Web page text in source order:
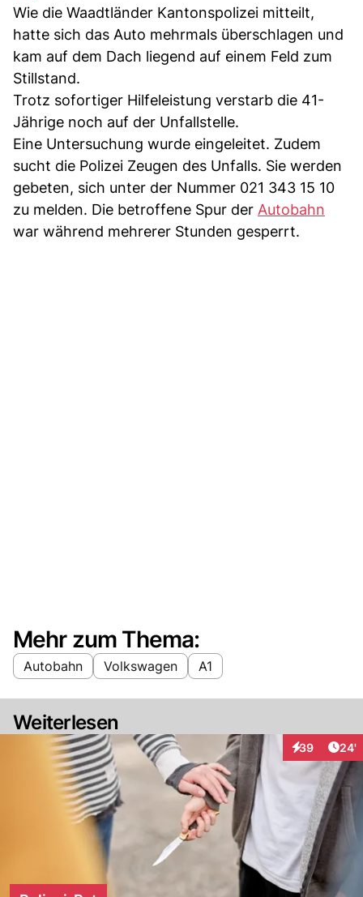
Wie die Waadtländer Kantonspolizei mitteilt,
hatte sich das Auto mehrmals überschlagen und
kam auf dem Dach liegend auf einem Feld zum
Stillstand.
Trotz sofortiger Hilfeleistung verstarb die 41-
Jährige noch auf der Unfallstelle.
Eine Untersuchung wurde eingeleitet. Zudem
sucht die Polizei Zeugen des Unfalls. Sie werden
gebeten, sich unter der Nummer 021 343 15 10
zu melden. Die betroffene Spur der Autobahn
war während mehrerer Stunden gesperrt.
Mehr zum Thema:
Autobahn Volkswagen A1
Weiterlesen
39
Interaktionen
24'